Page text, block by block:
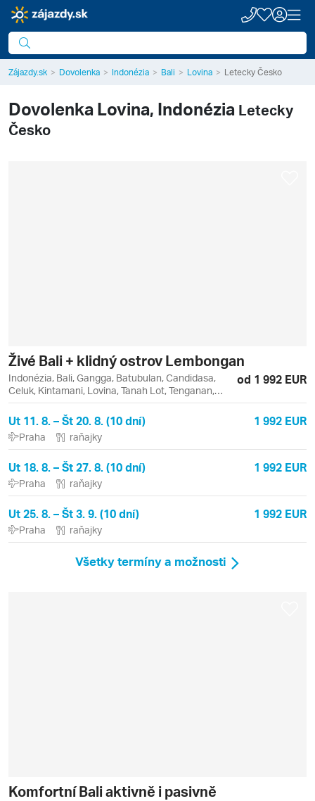
Zájazdy.sk Dovolenka Indonézia Bali Lovina Letecky Česko
Dovolenka Lovina, Indonézia Letecky
Česko
Živé Bali + klidný ostrov Lembongan
Indonézia, Bali, Gangga, Batubulan, Candidasa,
Celuk, Kintamani, Lovina, Tanah Lot, Tenganan,
Ubud
od 1 992 EUR
Ut 11. 8. – Št 20. 8. (10 dní) 1 992 EUR
Praha raňajky
Ut 18. 8. – Št 27. 8. (10 dní) 1 992 EUR
Praha raňajky
Ut 25. 8. – Št 3. 9. (10 dní) 1 992 EUR
Praha raňajky
Všetky termíny a možnosti
Komfortní Bali aktivně i pasivně